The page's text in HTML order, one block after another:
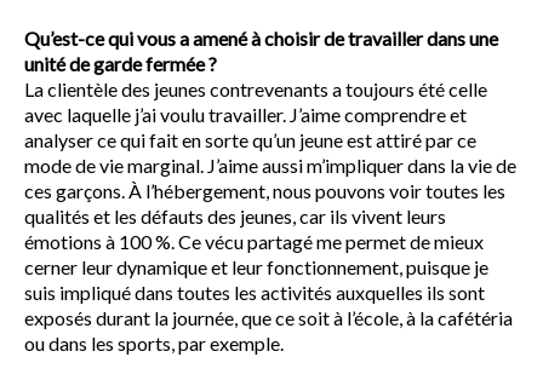
Qu’est-ce qui vous a amené à choisir de travailler dans une
unité de garde fermée ?
La clientèle des jeunes contrevenants a toujours été celle
avec laquelle j’ai voulu travailler. J’aime comprendre et
analyser ce qui fait en sorte qu’un jeune est attiré par ce
mode de vie marginal. J’aime aussi m’impliquer dans la vie de
ces garçons. À l’hébergement, nous pouvons voir toutes les
qualités et les défauts des jeunes, car ils vivent leurs
émotions à 100 %. Ce vécu partagé me permet de mieux
cerner leur dynamique et leur fonctionnement, puisque je
suis impliqué dans toutes les activités auxquelles ils sont
exposés durant la journée, que ce soit à l’école, à la cafétéria
ou dans les sports, par exemple.